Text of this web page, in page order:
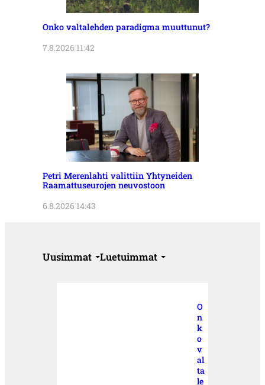
Onko valtalehden paradigma muuttunut?
7.8.2026 11:42
Petri Merenlahti valittiin Yhtyneiden
Raamattuseurojen neuvostoon
6.8.2026 14:43
Uusimmat Luetuimmat
O
n
k
o
v
al
ta
le